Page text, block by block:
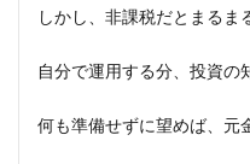
しかし、非課税だとまるま
自分で運用する分、投資の
何も準備せずに望めば、元